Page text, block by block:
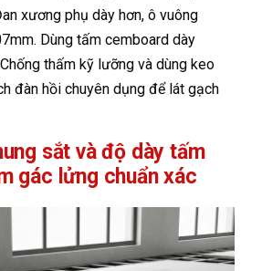
xương phụ dày hơn, ô vuông
Dùng tấm cemboard dày
thấm kỹ lưỡng và dùng keo
đàn hồi chuyên dụng để lát gạch
sắt và độ dày tấm
gác lửng chuẩn xác